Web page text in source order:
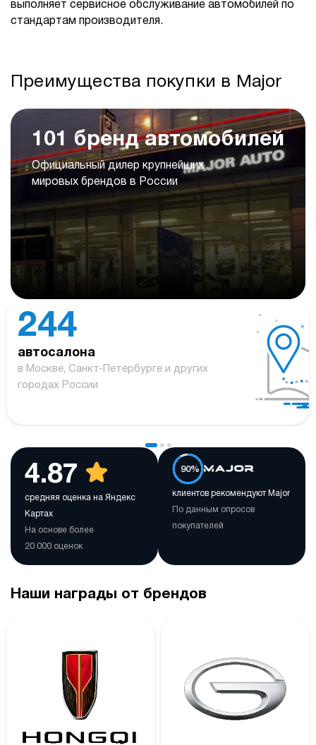
выполняет сервисное обслуживание автомобилей по
стандартам производителя.
Преимущества покупки в Major
101 бренд автомобилей
Официальный дилер крупнейших
мировых брендов в России
244
автосалона
в Москве, Санкт-Петербурге и других
городах России
4.87
средняя оценка на Яндекс
Картах
На основе более
20 000 оценок
90%
клиентов рекомендуют Major
По данным опросов
покупателей
Наши награды от брендов